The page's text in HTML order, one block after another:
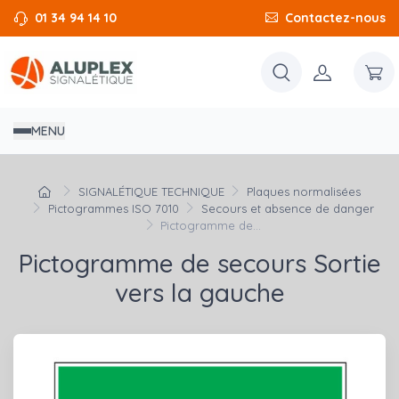
01 34 94 14 10 Contactez-nous
MENU
SIGNALÉTIQUE TECHNIQUE
Plaques normalisées
Pictogrammes ISO 7010
Secours et absence de danger
Pictogramme de...
Pictogramme de secours Sortie
vers la gauche